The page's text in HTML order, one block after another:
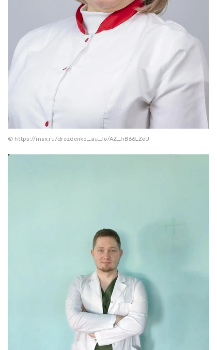
© https://max.ru/drozdenko_au_lo/AZ_hB66LZeU